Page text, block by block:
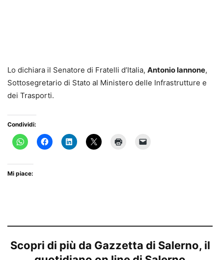
Lo dichiara il Senatore di Fratelli d’Italia, Antonio Iannone,
Sottosegretario di Stato al Ministero delle Infrastrutture e
dei Trasporti.
Condividi:
Mi piace:
Scopri di più da Gazzetta di Salerno, il